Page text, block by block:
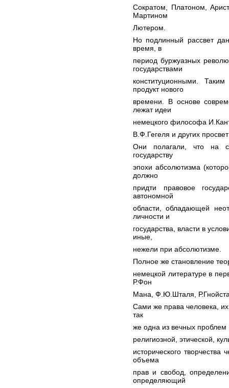
Сократом, Платоном,
Мартином
Лютером.
Но подлинный рассвет
время, в
период буржуазных
государствами
конституционными.
продукт нового
времени. В основе
лежат идеи
немецкого философа
В.Ф.Гегеля и других
Они полагали, что на
государству
эпохи абсолютизма
должно
придти правовое
автономной
области, обладающей
личности и
государства, власти в
иные,
нежели при абсолютизме.
Полное же становление
немецкой литературе в
Р.Фон
Мана, Ф.Ю.Шталя,
Сами же права человека,
так
же одна из вечных проблем
религиозной, этической,
исторического творчества
объема
прав и свобод,
определяющий